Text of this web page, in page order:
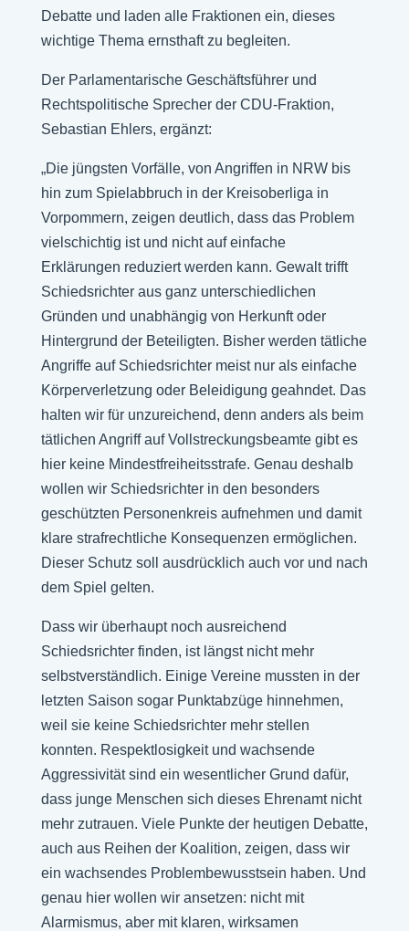
Debatte und laden alle Fraktionen ein, dieses
wichtige Thema ernsthaft zu begleiten.
Der Parlamentarische Geschäftsführer und
Rechtspolitische Sprecher der CDU-Fraktion,
Sebastian Ehlers, ergänzt:
„Die jüngsten Vorfälle, von Angriffen in NRW bis
hin zum Spielabbruch in der Kreisoberliga in
Vorpommern, zeigen deutlich, dass das Problem
vielschichtig ist und nicht auf einfache
Erklärungen reduziert werden kann. Gewalt trifft
Schiedsrichter aus ganz unterschiedlichen
Gründen und unabhängig von Herkunft oder
Hintergrund der Beteiligten. Bisher werden tätliche
Angriffe auf Schiedsrichter meist nur als einfache
Körperverletzung oder Beleidigung geahndet. Das
halten wir für unzureichend, denn anders als beim
tätlichen Angriff auf Vollstreckungsbeamte gibt es
hier keine Mindestfreiheitsstrafe. Genau deshalb
wollen wir Schiedsrichter in den besonders
geschützten Personenkreis aufnehmen und damit
klare strafrechtliche Konsequenzen ermöglichen.
Dieser Schutz soll ausdrücklich auch vor und nach
dem Spiel gelten.
Dass wir überhaupt noch ausreichend
Schiedsrichter finden, ist längst nicht mehr
selbstverständlich. Einige Vereine mussten in der
letzten Saison sogar Punktabzüge hinnehmen,
weil sie keine Schiedsrichter mehr stellen
konnten. Respektlosigkeit und wachsende
Aggressivität sind ein wesentlicher Grund dafür,
dass junge Menschen sich dieses Ehrenamt nicht
mehr zutrauen. Viele Punkte der heutigen Debatte,
auch aus Reihen der Koalition, zeigen, dass wir
ein wachsendes Problembewusstsein haben. Und
genau hier wollen wir ansetzen: nicht mit
Alarmismus, aber mit klaren, wirksamen